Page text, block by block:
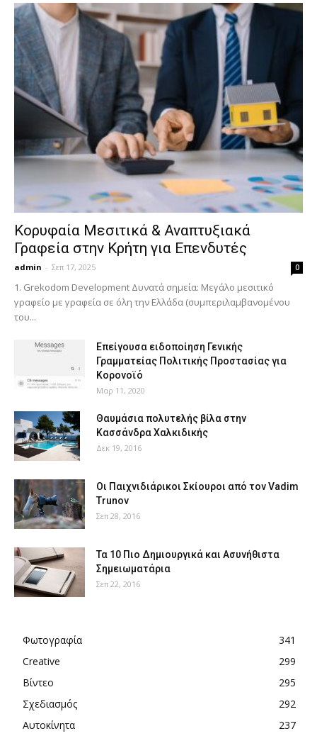
Κορυφαία Μεσιτικά & Αναπτυξιακά
Γραφεία στην Κρήτη για Επενδυτές
admin - Σεπ 17, 2025 0
1. Grekodom Development Δυνατά σημεία: Μεγάλο μεσιτικό
γραφείο με γραφεία σε όλη την Ελλάδα (συμπεριλαμβανομένου
του...
Επείγουσα ειδοποίηση Γενικής
Γραμματείας Πολιτικής Προστασίας για
Κορονοϊό
Μαρ 11, 2020
Θαυμάσια πολυτελής βίλα στην
Κασσάνδρα Χαλκιδικής
Δεκ 19, 2016
Οι Παιχνιδιάρικοι Σκίουροι από τον Vadim
Trunov
Σεπ 28, 2016
Τα 10 Πιο Δημιουργικά και Ασυνήθιστα
Σημειωματάρια
Σεπ 22, 2016
Φωτογραφία
341
Creative
299
Βίντεο
295
Σχεδιασμός
292
Αυτοκίνητα
237